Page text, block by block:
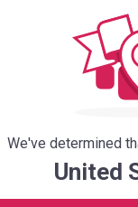
ОСТАВИТЬ ОТЗЫВ
We've determined
United